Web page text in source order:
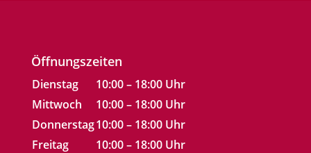
Öffnungszeiten
Dienstag
10:00 – 18:00 Uhr
Mittwoch
10:00 – 18:00 Uhr
Donnerstag10:00 – 18:00 Uhr
Freitag
10:00 – 18:00 Uhr